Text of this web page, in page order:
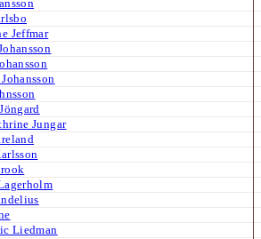
Jeffmar
Jungar
Liedman